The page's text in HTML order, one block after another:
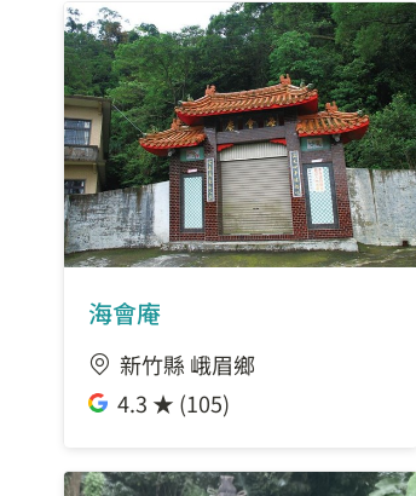
海會庵
新竹縣 峨眉鄉
4.3 ★ (105)